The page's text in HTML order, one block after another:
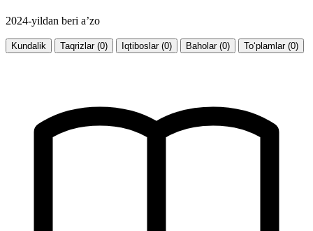
2024-yildan beri a’zo
Kundalik Taqrizlar (0) Iqtiboslar (0) Baholar (0) To‘plamlar (0)